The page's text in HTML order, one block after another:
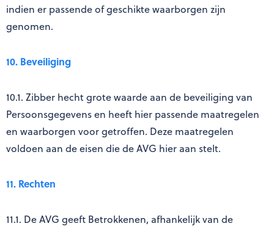
indien er passende of geschikte waarborgen zijn
genomen.
10. Beveiliging
10.1. Zibber hecht grote waarde aan de beveiliging van
Persoonsgegevens en heeft hier passende maatregelen
en waarborgen voor getroffen. Deze maatregelen
voldoen aan de eisen die de AVG hier aan stelt.
11. Rechten
11.1. De AVG geeft Betrokkenen, afhankelijk van de